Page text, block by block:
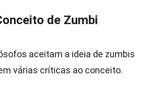
de Zumbi
aceitam a ideia de zumbis
várias críticas ao conceito.